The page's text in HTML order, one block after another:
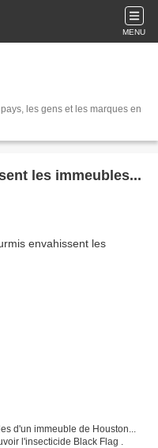
MENU
les gens et les marques en
les immeubles...
d'un immeuble de Houston...
l'insecticide Black Flag .